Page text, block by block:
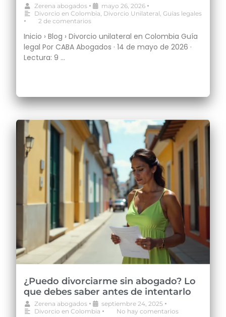
Zerena abogados • mayo 26, 2026 •
Divorcio en Colombia Divorcio Unilateral Guías legales
• 2 de comentarios
Inicio › Blog › Divorcio unilateral en Colombia Guía
legal Por CABA Abogados · 14 de mayo de 2026 ·
Lectura: 9 …
¿Puedo divorciarme sin abogado? Lo
que debes saber antes de intentarlo
Zerena abogados • septiembre 24, 2025 •
Divorcio en Colombia • No hay comentarios